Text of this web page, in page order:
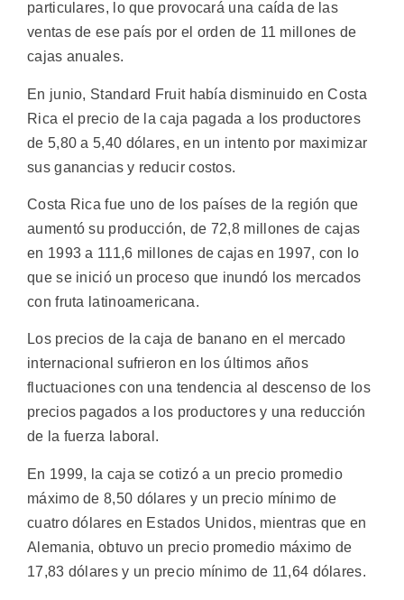
particulares, lo que provocará una caída de las
ventas de ese país por el orden de 11 millones de
cajas anuales.
En junio, Standard Fruit había disminuido en Costa
Rica el precio de la caja pagada a los productores
de 5,80 a 5,40 dólares, en un intento por maximizar
sus ganancias y reducir costos.
Costa Rica fue uno de los países de la región que
aumentó su producción, de 72,8 millones de cajas
en 1993 a 111,6 millones de cajas en 1997, con lo
que se inició un proceso que inundó los mercados
con fruta latinoamericana.
Los precios de la caja de banano en el mercado
internacional sufrieron en los últimos años
fluctuaciones con una tendencia al descenso de los
precios pagados a los productores y una reducción
de la fuerza laboral.
En 1999, la caja se cotizó a un precio promedio
máximo de 8,50 dólares y un precio mínimo de
cuatro dólares en Estados Unidos, mientras que en
Alemania, obtuvo un precio promedio máximo de
17,83 dólares y un precio mínimo de 11,64 dólares.